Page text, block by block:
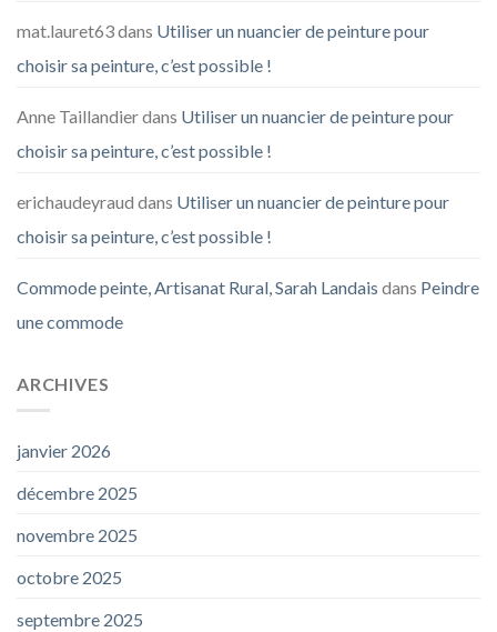
mat.lauret63dans Utiliser un nuancier de peinture pour
choisir sa peinture, c’est possible !
Anne Taillandierdans Utiliser un nuancier de peinture pour
choisir sa peinture, c’est possible !
erichaudeyraud dans Utiliser un nuancier de peinture pour
choisir sa peinture, c’est possible !
Commode peinte, Artisanat Rural, Sarah Landais dans Peindre
une commode
ARCHIVES
janvier 2026
décembre 2025
novembre 2025
octobre 2025
septembre 2025